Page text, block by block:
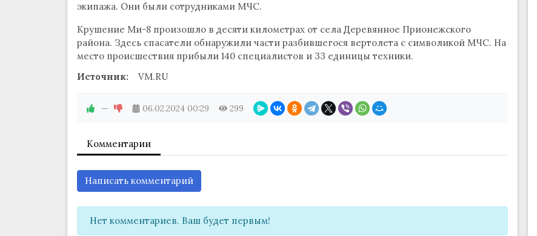
экипажа. Они были сотрудниками МЧС.
Крушение Ми-8 произошло в десяти километрах от села Деревянное Прионежского
района. Здесь спасатели обнаружили части разбившегося вертолета с символикой МЧС. На
место происшествия прибыли 140 специалистов и 33 единицы техники.
Источник:
VM.RU
— 06.02.2024 00:29 299
Комментарии
Написать комментарий
Нет комментариев. Ваш будет первым!